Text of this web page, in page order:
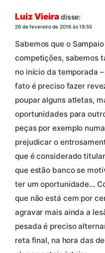
Luiz Vieiradisse:
26 de fevereiro de 2016 às 19:55
Sabemos que o
competições, sabemos
no início da temporada
fato é preciso fazer
poupar alguns atletas,
oportunidades para
peças por exemplo
prejudicar o
que é considerado
que estão banco se
ter um oportunidade…
que não está cem por
agravar mais ainda a
pesada é preciso
reta final, na hora das